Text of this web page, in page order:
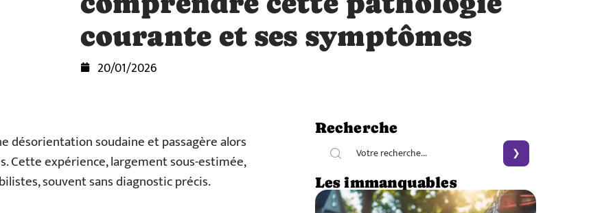
courante et ses symptômes
20/01/2026
désorientation soudaine et passagère alors
Cette expérience, largement sous-estimée,
souvent sans diagnostic précis.
Recherche
Les immanquables